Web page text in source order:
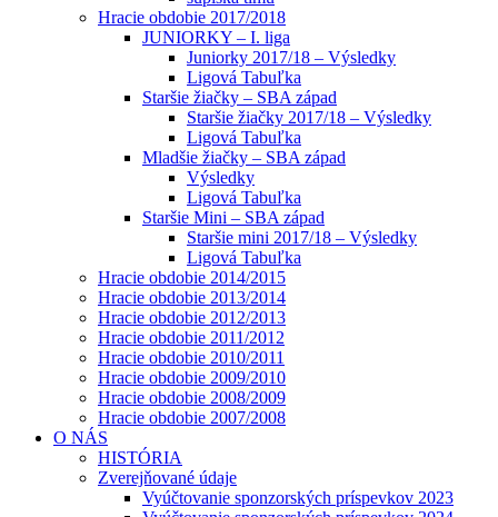
Hracie obdobie 2017/2018
JUNIORKY – I. liga
Juniorky 2017/18 – Výsledky
Ligová Tabuľka
Staršie žiačky – SBA západ
Staršie žiačky 2017/18 – Výsledky
Ligová Tabuľka
Mladšie žiačky – SBA západ
Výsledky
Ligová Tabuľka
Staršie Mini – SBA západ
Staršie mini 2017/18 – Výsledky
Ligová Tabuľka
Hracie obdobie 2014/2015
Hracie obdobie 2013/2014
Hracie obdobie 2012/2013
Hracie obdobie 2011/2012
Hracie obdobie 2010/2011
Hracie obdobie 2009/2010
Hracie obdobie 2008/2009
Hracie obdobie 2007/2008
O NÁS
HISTÓRIA
Zverejňované údaje
Vyúčtovanie sponzorských príspevkov 2023